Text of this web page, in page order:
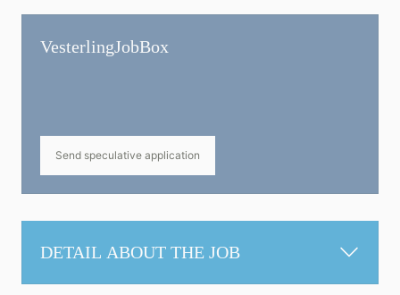
Vesterling­JobBox
Send speculative application
DETAIL ABOUT THE JOB